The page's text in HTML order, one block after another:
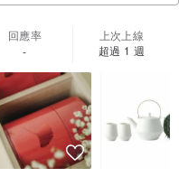
回應率
-
上次上線
超過 1 週